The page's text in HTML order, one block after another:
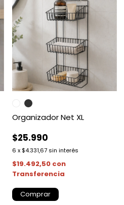
Organizador Net XL
$25.990
6 x $4.331,67 sin interés
$19.492,50 con
Transferencia
Comprar